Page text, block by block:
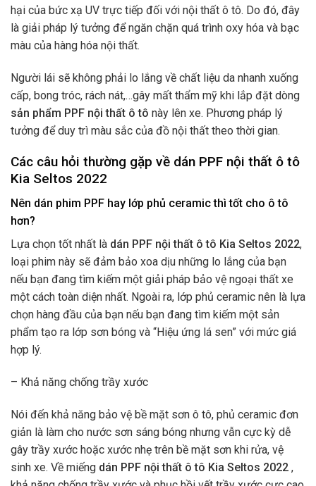
hại của bức xạ UV trực tiếp đối với nội thất ô tô. Do đó, đây
là giải pháp lý tưởng để ngăn chặn quá trình oxy hóa và bạc
màu của hàng hóa nội thất.
Người lái sẽ không phải lo lắng về chất liệu da nhanh xuống
cấp, bong tróc, rách nát,…gây mất thẩm mỹ khi lắp đặt dòng
sản phẩm PPF nội thất ô tô này lên xe. Phương pháp lý
tưởng để duy trì màu sắc của đồ nội thất theo thời gian.
Các câu hỏi thường gặp về dán PPF nội thất ô tô
Kia Seltos 2022
Nên dán phim PPF hay lớp phủ ceramic thì tốt cho ô tô
hơn?
Lựa chọn tốt nhất là dán PPF nội thất ô tô Kia Seltos 2022,
loại phim này sẽ đảm bảo xoa dịu những lo lắng của bạn
nếu bạn đang tìm kiếm một giải pháp bảo vệ ngoại thất xe
một cách toàn diện nhất. Ngoài ra, lớp phủ ceramic nên là lựa
chọn hàng đầu của bạn nếu bạn đang tìm kiếm một sản
phẩm tạo ra lớp sơn bóng và “Hiệu ứng lá sen” với mức giá
hợp lý.
– Khả năng chống trầy xước
Nói đến khả năng bảo vệ bề mặt sơn ô tô, phủ ceramic đơn
giản là làm cho nước sơn sáng bóng nhưng vẫn cực kỳ dễ
gây trầy xước hoặc xước nhẹ trên bề mặt sơn khi rửa, vệ
sinh xe. Về miếng dán PPF nội thất ô tô Kia Seltos 2022 ,